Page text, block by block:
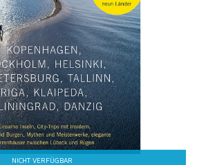
NICHT VERFÜGBAR